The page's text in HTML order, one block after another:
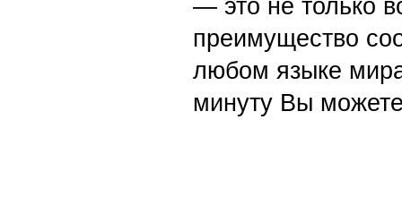
— это не только
преимущество
любом языке
минуту Вы